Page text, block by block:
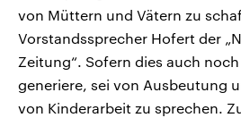
von Müttern und Vätern zu
Vorstandssprecher Hofert der
Zeitung“. Sofern dies auch
generiere, sei von Ausbeutung
von Kinderarbeit zu sprechen.